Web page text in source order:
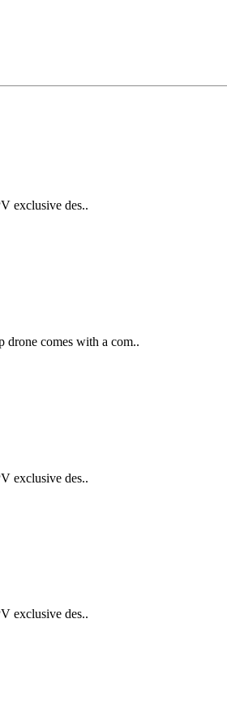
exclusive des..
comes with a com..
exclusive des..
exclusive des..